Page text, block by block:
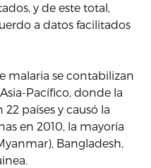
y de este total,
a datos facilitados
malaria se contabilizan
Pacífico, donde la
países y causó la
en 2010, la mayoría
Bangladesh,